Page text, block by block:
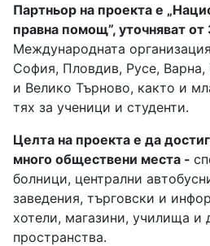
Партньор на проекта е
правна помощ”, уточняват
Международната
София, Пловдив, Русе, Варна,
и Велико Търново, както и
тях за ученици и студенти.
Целта на проекта е да
много обществени места -
болници, централни
заведения, търговски и
хотели, магазини, училища и
пространства.